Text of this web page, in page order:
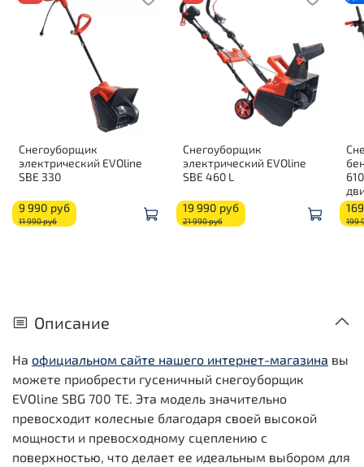
Снегоуборщик
электрический EVOline
SBE 330
9 990 руб
11 990 руб
Снегоуборщик
электрический EVOline
SBE 460 L
19 990 руб
21 990 руб 199
Описание
На официальном сайте нашего интернет-магазина вы
можете приобрести гусеничный снегоуборщик
EVOline SBG 700 TE. Эта модель значительно
превосходит колесные благодаря своей высокой
мощности и превосходному сцеплению с
поверхностью, что делает ее идеальным выбором для